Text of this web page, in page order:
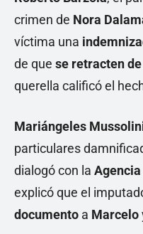
crimen de Nora
víctima una
de que se retracten
querella calificó el
Mariángeles
particulares
dialogó con la
explicó que el
documento a Marcelo